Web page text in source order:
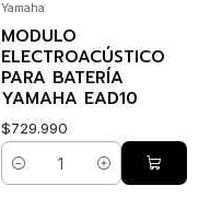
Yamaha
MODULO
ELECTROACÚSTICO
PARA BATERÍA
YAMAHA EAD10
$729.990
Cantidad